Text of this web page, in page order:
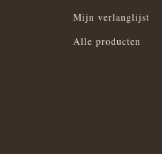
Mijn verlanglijst
Alle producten